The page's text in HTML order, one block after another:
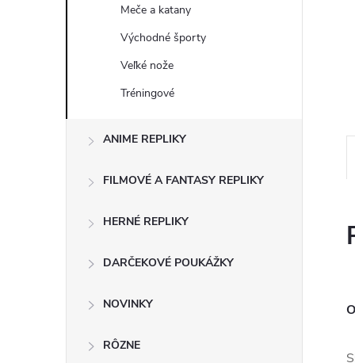
Meče a katany
Východné športy
Veľké nože
Tréningové
ANIME REPLIKY
FILMOVÉ A FANTASY REPLIKY
HERNÉ REPLIKY
DARČEKOVÉ POUKÁŽKY
NOVINKY
RÔZNE